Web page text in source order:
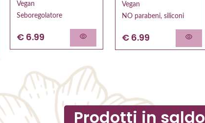
Vegan
Seboregolatore
€ 6.99
Vegan
NO parabeni, siliconi
€ 6.99
Prodotti in saldo